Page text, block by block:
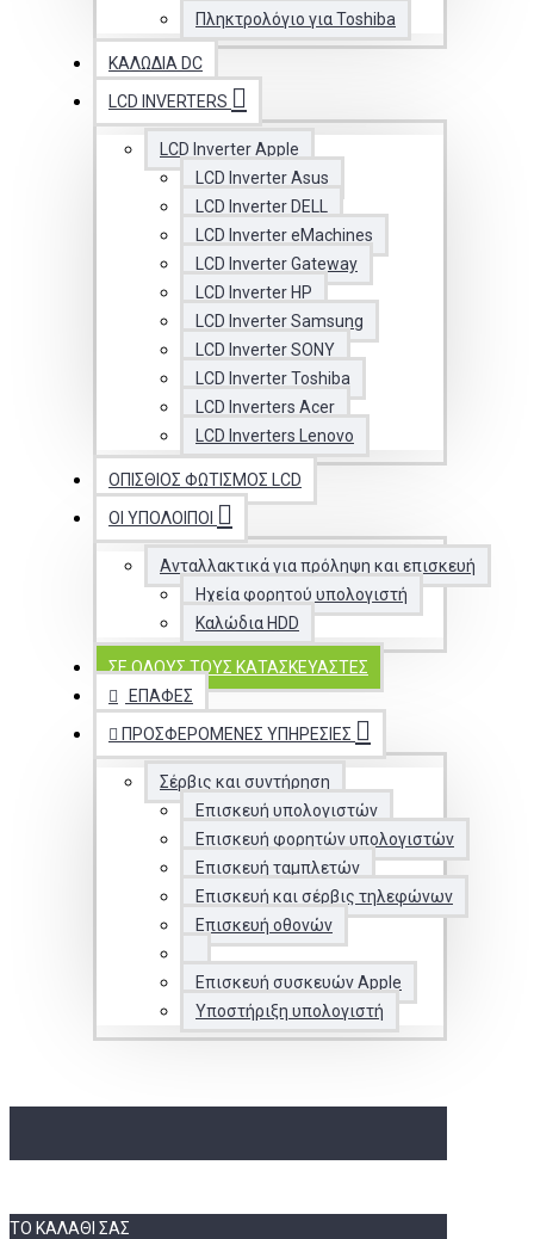
Πληκτρολόγιο για Toshiba
ΚΑΛΏΔΙΑ DC
LCD INVERTERS
LCD Inverter Apple
LCD Inverter Asus
LCD Inverter DELL
LCD Inverter eMachines
LCD Inverter Gateway
LCD Inverter HP
LCD Inverter Samsung
LCD Inverter SONY
LCD Inverter Toshiba
LCD Inverters Acer
LCD Inverters Lenovo
ΟΠΊΣΘΙΟΣ ΦΩΤΙΣΜΌΣ LCD
ΟΙ ΥΠΟΛΟΙΠΟΙ
Ανταλλακτικά για πρόληψη και επισκευή
Ηχεία φορητού υπολογιστή
Καλώδια HDD
ΣΕ ΌΛΟΥΣ ΤΟΥΣ ΚΑΤΑΣΚΕΥΑΣΤΈΣ
ΕΠΑΦΈΣ
ΠΡΟΣΦΕΡΌΜΕΝΕΣ ΥΠΗΡΕΣΊΕΣ
Σέρβις και συντήρηση
Επισκευή υπολογιστών
Επισκευή φορητών υπολογιστών
Επισκευή ταμπλετών
Επισκευή και σέρβις τηλεφώνων
Επισκευή οθονών
Επισκευή συσκευών Apple
Υποστήριξη υπολογιστή
ΤΟ ΚΑΛΆΘΙ ΣΑΣ